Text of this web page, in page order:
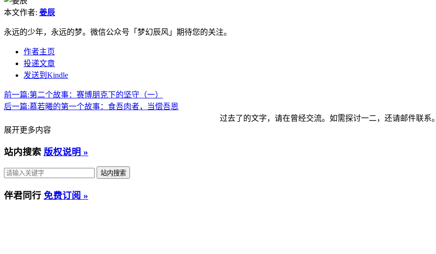
本文作者: 姜辰
永远的少年，永远的梦。微信公众号「梦幻辰风」期待您的关注。
作者主页
投递文章
发送到Kindle
前一篇:第二个故事：赛博朋克下的坚守（一）
后一篇:慕若曦的第一个故事：食吾肉者，当偿吾恩
过去了的文字，请在曾经交流。如需探讨一二，还请邮件联系。
展开更多内容
站内搜索 版权说明 »
伴君同行 免费订阅 »